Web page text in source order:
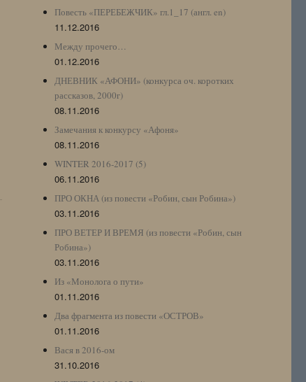
Повесть «ПЕРЕБЕЖЧИК» гл.1_17 (англ. en)
11.12.2016
Между прочего…
01.12.2016
ДНЕВНИК «АФОНИ» (конкурса оч. коротких
рассказов, 2000г)
08.11.2016
Замечания к конкурсу «Афоня»
08.11.2016
WINTER 2016-2017 (5)
06.11.2016
ПРО ОКНА (из повести «Робин, сын Робина»)
03.11.2016
ПРО ВЕТЕР И ВРЕМЯ (из повести «Робин, сын
Робина»)
03.11.2016
Из «Монолога о пути»
01.11.2016
Два фрагмента из повести «ОСТРОВ»
01.11.2016
Вася в 2016-ом
31.10.2016